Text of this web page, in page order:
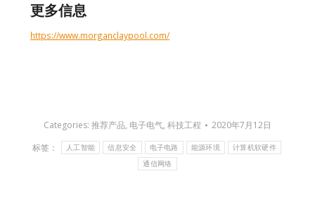
更多信息
https://www.morganclaypool.com/
Categories: 推荐产品, 电子电气, 科技工程
2020年7月12日
标签：
人工智能 信息安全 电子电路 能源环境 计算机软硬件
通信网络